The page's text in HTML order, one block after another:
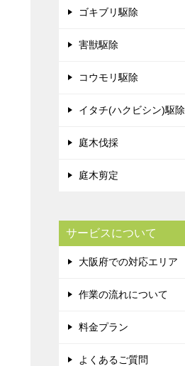
ゴキブリ駆除
害獣駆除
コウモリ駆除
イタチ(ハクビシン)駆除
庭木伐採
庭木剪定
サービスについて
大阪府での対応エリア
作業の流れについて
料金プラン
よくあるご質問